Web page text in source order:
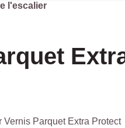
l'escalier